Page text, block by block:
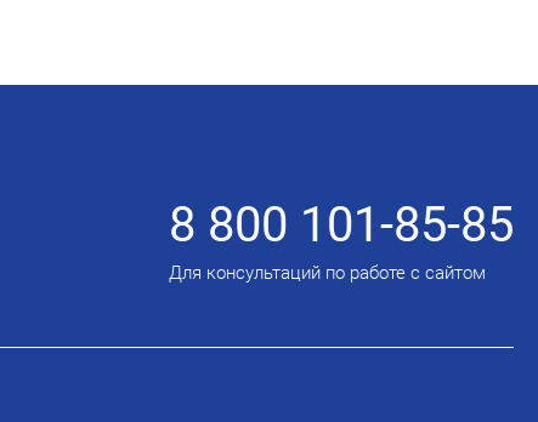
8 800 101-85-85
Для консультаций по работе с сайтом